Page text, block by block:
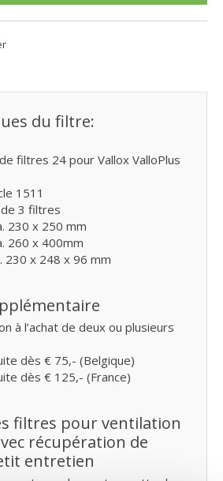
du filtre:
filtres 24 pour Vallox ValloPlus
1511
3 filtres
230 x 250 mm
260 x 400mm
230 x 248 x 96 mm
à l’achat de deux ou plusieurs
dès € 75,- (Belgique)
dès € 125,- (France)
filtres pour ventilation
récupération de
entretien